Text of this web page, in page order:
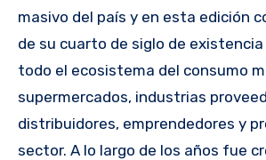
masivo del país y en esta edición
de su cuarto de siglo de
todo el ecosistema del consumo
supermercados, industrias
distribuidores, emprendedores y
sector. A lo largo de los años fue